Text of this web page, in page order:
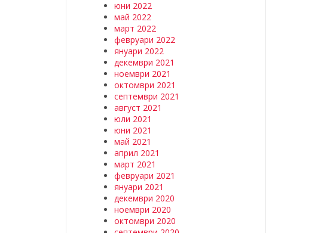
юни 2022
май 2022
март 2022
февруари 2022
януари 2022
декември 2021
ноември 2021
октомври 2021
септември 2021
август 2021
юли 2021
юни 2021
май 2021
април 2021
март 2021
февруари 2021
януари 2021
декември 2020
ноември 2020
октомври 2020